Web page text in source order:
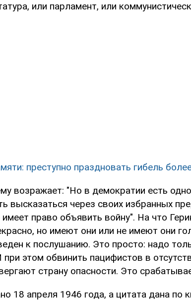
или парламент, или
преступно праздновать гибель
возражает: "Но в демократии есть
высказаться через своих избранных
право объявить войну". На что
но имеют они или не имеют они
к послушанию. Это просто: надо
этом обвинить пацифистов в
страну опасности. Это
18 апреля 1946 года, а цитата дана по